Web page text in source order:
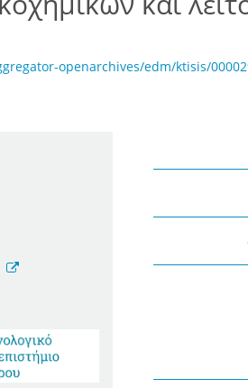
openarchives/edm/ktisis/